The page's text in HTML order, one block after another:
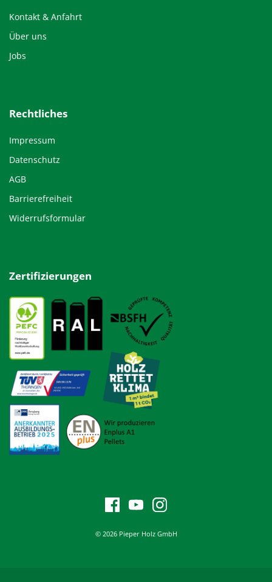
Kontakt & Anfahrt
Über uns
Jobs
Rechtliches
Impressum
Datenschutz
AGB
Barrierefreiheit
Widerrufsformular
Zertifizierungen
© 2026 Pieper Holz GmbH